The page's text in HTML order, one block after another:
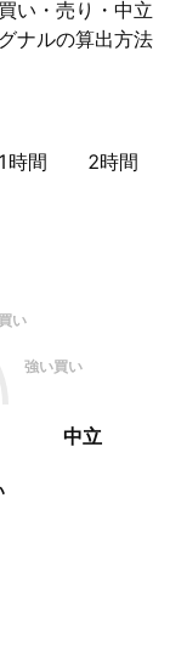
い・売り・中立
ナルの算出方法
1時間 2時間
買い
強い買い
中立